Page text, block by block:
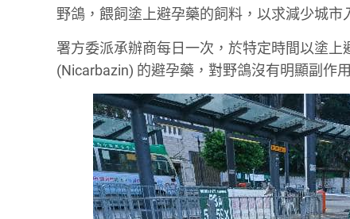
野鴿，餵飼塗上避孕藥的飼料，以求減少城市
署方委派承辦商每日一次，於特定時間以塗
(Nicarbazin) 的避孕藥，對野鴿沒有明顯副作